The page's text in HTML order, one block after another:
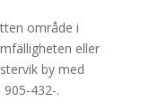
område i
eller
by med
432-.